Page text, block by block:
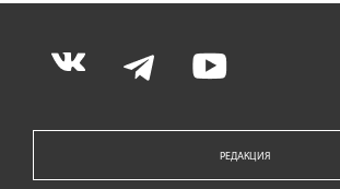
РЕДАКЦИЯ